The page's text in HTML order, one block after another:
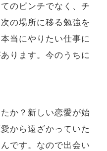
のピンチでなく、チ
の場所に移る勉強を
当にやりたい仕事に
ります。今のうちに
か？新しい恋愛が始
から遠ざかっていた
です。なので出会い